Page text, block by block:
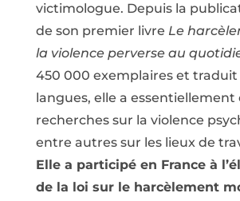
victimologue. Depuis la
de son premier livre Le
la violence perverse au
450 000 exemplaires et traduit
langues, elle a essentiellement
recherches sur la violence
entre autres sur les lieux de
Elle a participé en France à
de la loi sur le harcèlement